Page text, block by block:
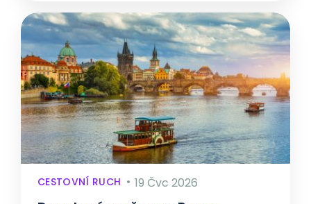
CESTOVNÍ RUCH 19 Čvc 2026